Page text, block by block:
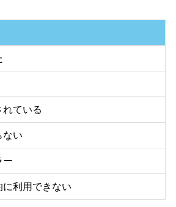
れている
ない
ー
利用できない